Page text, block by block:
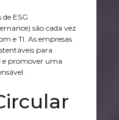
ESG
são cada vez
e TI. As empresas
para
promover uma